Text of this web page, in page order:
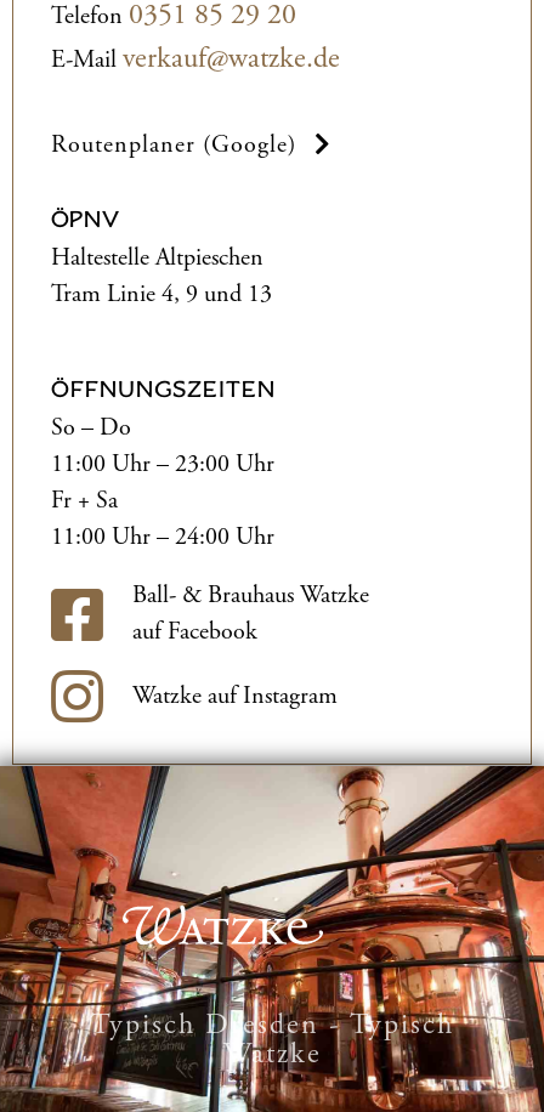
Telefon 0351 85 29 20
E-Mailverkauf@watzke.de
Routenplaner (Google)
ÖPNV
Haltestelle Altpieschen
Tram Linie 4, 9 und 13
ÖFFNUNGSZEITEN
So – Do
11:00 Uhr – 23:00 Uhr
Fr + Sa
11:00 Uhr – 24:00 Uhr
Ball- & Brauhaus Watzke
auf Facebook
Watzke auf Instagram
Typisch Dresden - Typisch
Watzke